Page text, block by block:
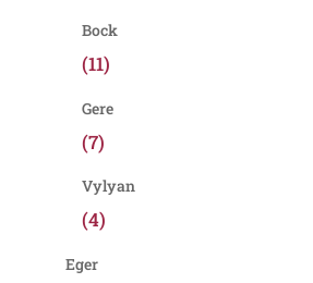
Bock
(11)
Gere
(7)
Vylyan
(4)
Eger